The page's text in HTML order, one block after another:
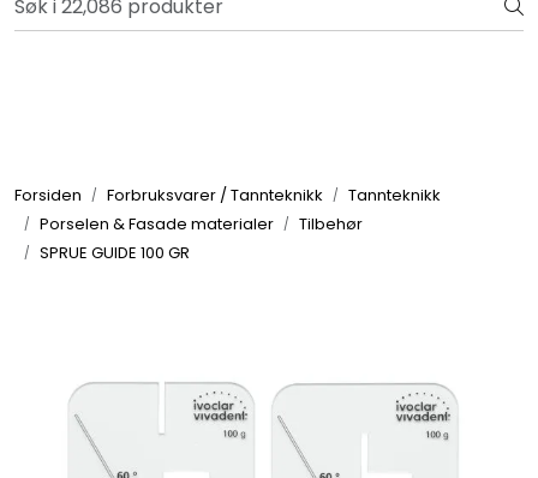
Skip to main content
Bli totalkunde og få en rekke fordeler. Les mer!
Forsiden Forbruksvarer / Tannteknikk
Tannteknikk
Porselen & Fasade materialer
Tilbehør
SPRUE GUIDE 100 GR
Småutstyr
Service